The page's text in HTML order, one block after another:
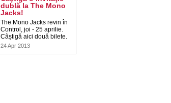
dublă la The Mono
Jacks!
The Mono Jacks revin în
Control, joi - 25 aprilie.
Câștigă aici două bilete.
24 Apr 2013